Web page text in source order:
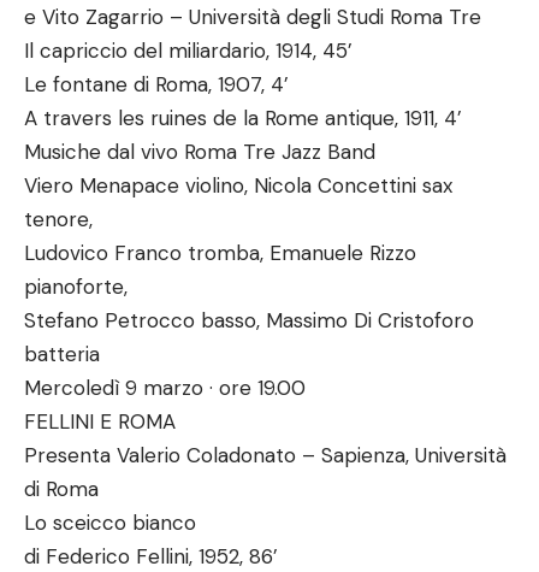
e Vito Zagarrio – Università degli Studi Roma Tre
Il capriccio del miliardario, 1914, 45’
Le fontane di Roma, 1907, 4’
A travers les ruines de la Rome antique, 1911, 4’
Musiche dal vivo Roma Tre Jazz Band
Viero Menapace violino, Nicola Concettini sax
tenore,
Ludovico Franco tromba, Emanuele Rizzo
pianoforte,
Stefano Petrocco basso, Massimo Di Cristoforo
batteria
Mercoledì 9 marzo · ore 19.00
FELLINI E ROMA
Presenta Valerio Coladonato – Sapienza, Università
di Roma
Lo sceicco bianco
di Federico Fellini, 1952, 86’